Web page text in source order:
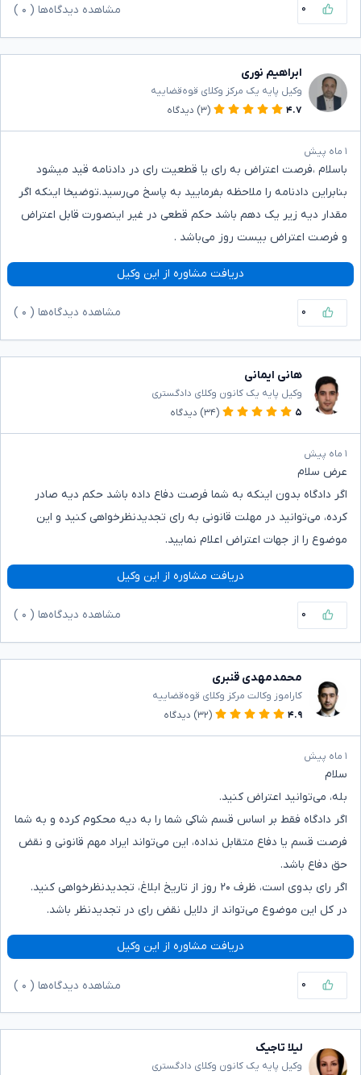
۰ مشاهده دیدگاه‌ها ( ۰
ابراهیم نوری
وکیل پایه یک مرکز وکلای قوه‌قضاییه
۴.۷
(۳) دیدگاه
۱ ماه پیش
باسلام ،فرصت اعتراض به رای یا قطعیت رای در دادنامه قید میشود
بنابراین دادنامه را ملاحظه بفرمایید به پاسخ می‌رسید.توضیخا اینکه اگر
مقدار دیه زیر یک دهم باشد حکم قطعی در غیر اینصورت قابل اعتراض
و فرصت اعتراض بیست روز می‌باشد .
دریافت مشاوره از این وکیل
۰ مشاهده دیدگاه‌ها ( ۰
هانی ایمانی
وکیل پایه یک کانون وکلای دادگستری
۵
(۳۴) دیدگاه
۱ ماه پیش
عرض سلام
اگر دادگاه بدون اینکه به شما فرصت دفاع داده باشد حکم دیه صادر
کرده، می‌توانید در مهلت قانونی به رای تجدیدنظرخواهی کنید و این
موضوع را از جهات اعتراض اعلام نمایید.
دریافت مشاوره از این وکیل
۰ مشاهده دیدگاه‌ها ( ۰
محمدمهدی قنبری
کاراموز وکالت مرکز وکلای قوه‌قضاییه
۴.۹
(۳۲) دیدگاه
۱ ماه پیش
سلام
بله، می‌توانید اعتراض کنید.
اگر دادگاه فقط بر اساس قسم شاکی شما را به دیه محکوم کرده و به شما
فرصت قسم یا دفاع متقابل نداده، این می‌تواند ایراد مهم قانونی و نقض
حق دفاع باشد.
اگر رای بدوی است، ظرف ۲۰ روز از تاریخ ابلاغ، تجدیدنظرخواهی کنید.
در کل این موضوع می‌تواند از دلایل نقض رای در تجدیدنظر باشد.
دریافت مشاوره از این وکیل
۰ مشاهده دیدگاه‌ها ( ۰
لیلا تاجیک
وکیل پایه یک کانون وکلای دادگستری